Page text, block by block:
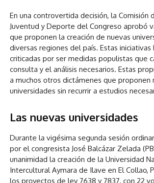
En una controvertida decisión, la Comisión
Juventud y Deporte del Congreso aprobó
que proponen la creación de nuevas
diversas regiones del país. Estas iniciativas
criticadas por ser medidas populistas que
consulta y el análisis necesarios. Estas
a muchos otros dictámenes que proponen
universidades sin recurrir a estudios
Las nuevas universidades
Durante la vigésima segunda sesión
por el congresista José Balcázar Zelada
unanimidad la creación de la Universidad
Intercultural Aymara de Ilave en El Collao,
los proyectos de ley 7638 y 7837, con 22